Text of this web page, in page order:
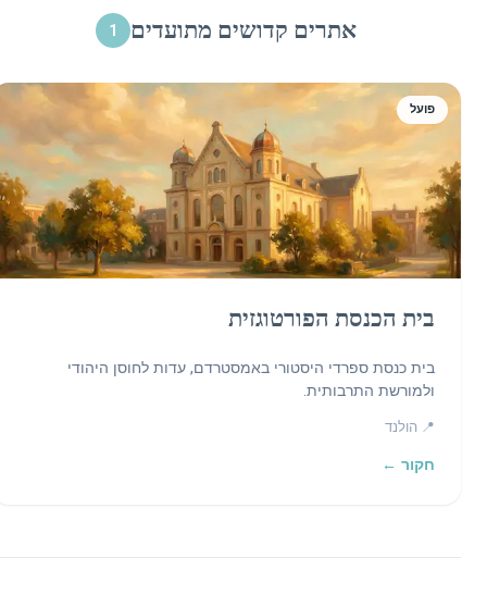
אתרים קדושים מתועדים 1
פועל
בית הכנסת הפורטוגזית
בית כנסת ספרדי היסטורי באמסטרדם, עדות לחוסן היהודי
ולמורשת התרבותית.
📍 הולנד
חקור ←